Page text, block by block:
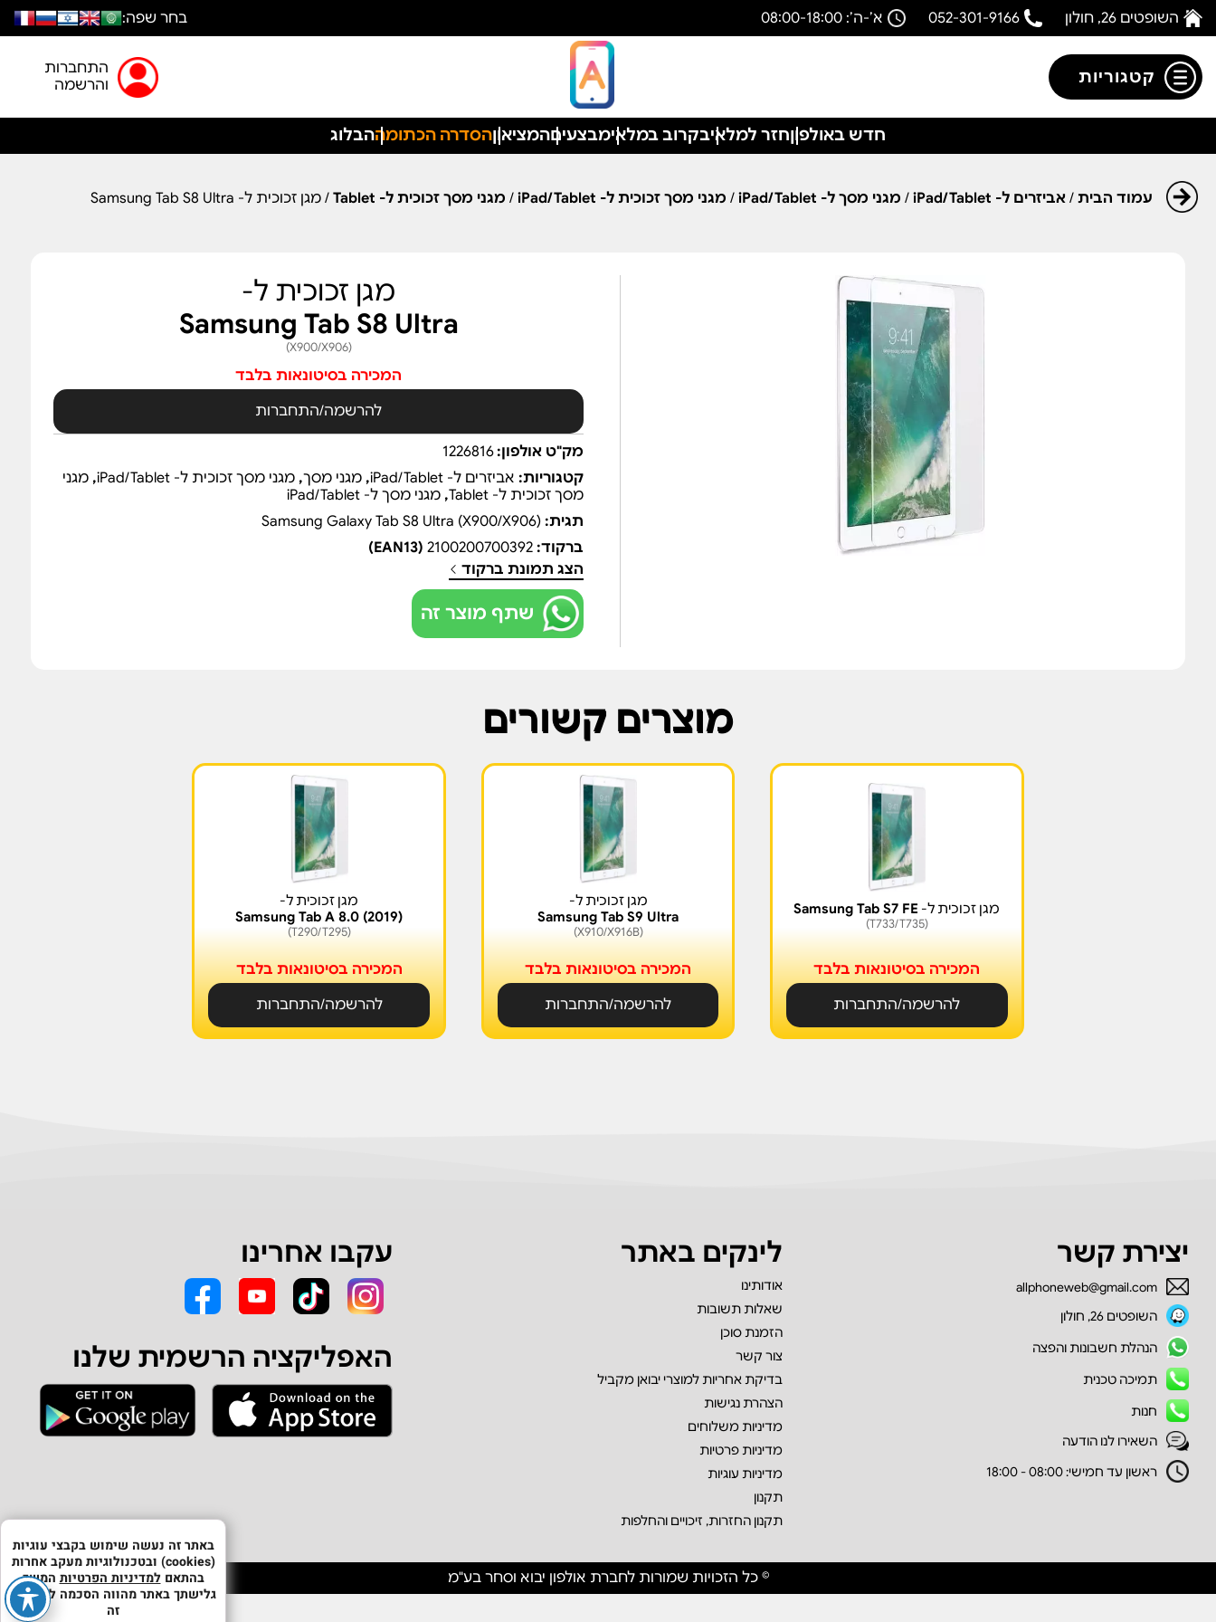
השופטים 26, חולון 052-301-9166 א’-ה’: 08:00-18:00 בחר שפה:
קטגוריות
התחברות
והרשמה
חדש באולפוןחזר למלאיבקרוב במלאימבצעיםהמציאוןהסדרה הכתומההבלוג
עמוד הבית /אביזרים ל- iPad/Tablet / מגני מסך ל- iPad/Tablet / מגני מסך זכוכית ל- iPad/Tablet / מגני מסך זכוכית ל- Tablet / מגן זכוכית ל- Samsung Tab S8 Ultra
מגן זכוכית ל-
Samsung Tab S8 Ultra
(X900/X906)
המכירה בסיטונאות בלבד
להרשמה/התחברות
מק"ט אולפון:1226816
קטגוריות: אביזרים ל- iPad/Tablet , מגני מסך, מגני מסך זכוכית ל- iPad/Tablet , מגני
מסך זכוכית ל- Tablet
, מגני מסך ל- iPad/Tablet
תגית: Samsung Galaxy Tab S8 Ultra (X900/X906)
ברקוד: 2100200700392
(EAN13)
הצג תמונת ברקוד
שתף מוצר זה
מוצרים קשורים
(T733/T735)
מגן זכוכית ל- Samsung Tab S7 FE
המכירה בסיטונאות בלבד
להרשמה/התחברות
(X910/X916B)
מגן זכוכית ל-
Samsung Tab S9 Ultra
המכירה בסיטונאות בלבד
להרשמה/התחברות
(T290/T295)
מגן זכוכית ל-
Samsung Tab A 8.0 (2019)
המכירה בסיטונאות בלבד
להרשמה/התחברות
יצירת קשר
allphoneweb@gmail.com
השופטים 26, חולון
הנהלת חשבונות והפצה
תמיכה טכנית
חנות
השאירו לנו הודעה
ראשון עד חמישי: 08:00 - 18:00
לינקים באתר
אודותינו
שאלות תשובות
הזמנת סוכן
צור קשר
בדיקת אחריות למוצרי יבואן מקביל
הצהרת נגישות
מדיניות משלוחים
מדיניות פרטיות
מדיניות עוגיות
תקנון
תקנון החזרות, זיכויים והחלפות
עקבו אחרינו
האפליקציה הרשמית שלנו
© כל הזכויות שמורות לחברת אולפון יבוא וסחר בע"מ
באתר זה נעשה שימוש בקבצי עוגיות
(cookies) ובטכנולוגיות מעקב אחרות
בהתאםלמדיניות הפרטיות המשך
גלישתך באתר מהווה הסכמה לשימוש
זה